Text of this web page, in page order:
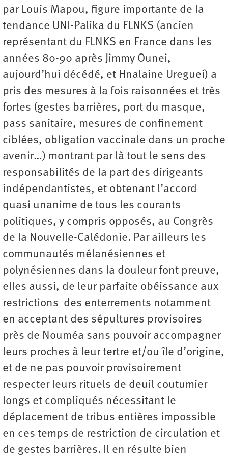
par Louis Mapou, figure importante de la
tendance UNI-Palika du FLNKS (ancien
représentant du FLNKS en France dans les
années 80-90 après Jimmy Ounei,
aujourd’hui décédé, et Hnalaine Ureguei) a
pris des mesures à la fois raisonnées et très
fortes (gestes barrières, port du masque,
pass sanitaire, mesures de confinement
ciblées, obligation vaccinale dans un proche
avenir…) montrant par là tout le sens des
responsabilités de la part des dirigeants
indépendantistes, et obtenant l’accord
quasi unanime de tous les courants
politiques, y compris opposés, au Congrès
de la Nouvelle-Calédonie. Par ailleurs les
communautés mélanésiennes et
polynésiennes dans la douleur font preuve,
elles aussi, de leur parfaite obéissance aux
restrictions des enterrements notamment
en acceptant des sépultures provisoires
près de Nouméa sans pouvoir accompagner
leurs proches à leur tertre et/ou île d’origine,
et de ne pas pouvoir provisoirement
respecter leurs rituels de deuil coutumier
longs et compliqués nécessitant le
déplacement de tribus entières impossible
en ces temps de restriction de circulation et
de gestes barrières. Il en résulte bien